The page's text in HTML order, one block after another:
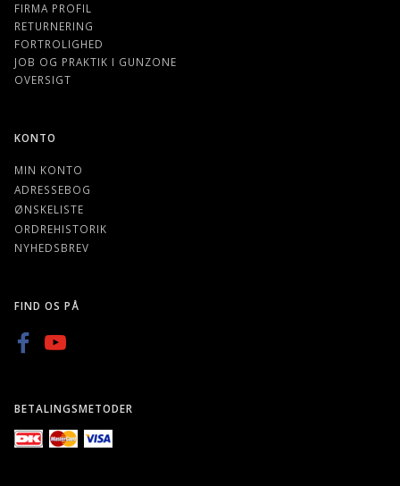
FIRMA PROFIL
RETURNERING
FORTROLIGHED
JOB OG PRAKTIK I GUNZONE
OVERSIGT
KONTO
MIN KONTO
ADRESSEBOG
ØNSKELISTE
ORDREHISTORIK
NYHEDSBREV
FIND OS PÅ
BETALINGSMETODER